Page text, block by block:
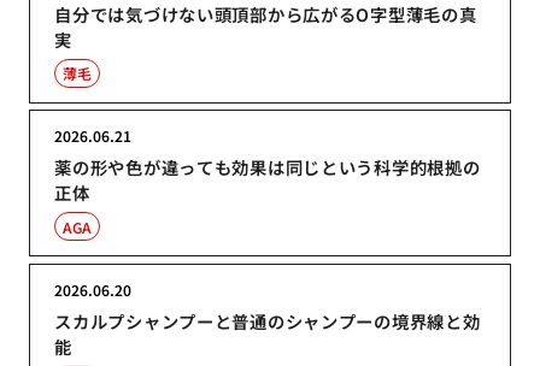
自分では気づけない頭頂部から広がるO字型薄毛の真
実
薄毛
薬の形や色が違っても効果は同じという科学的根拠の
正体
2026.06.21
AGA
スカルプシャンプーと普通のシャンプーの境界線と効
能
2026.06.20